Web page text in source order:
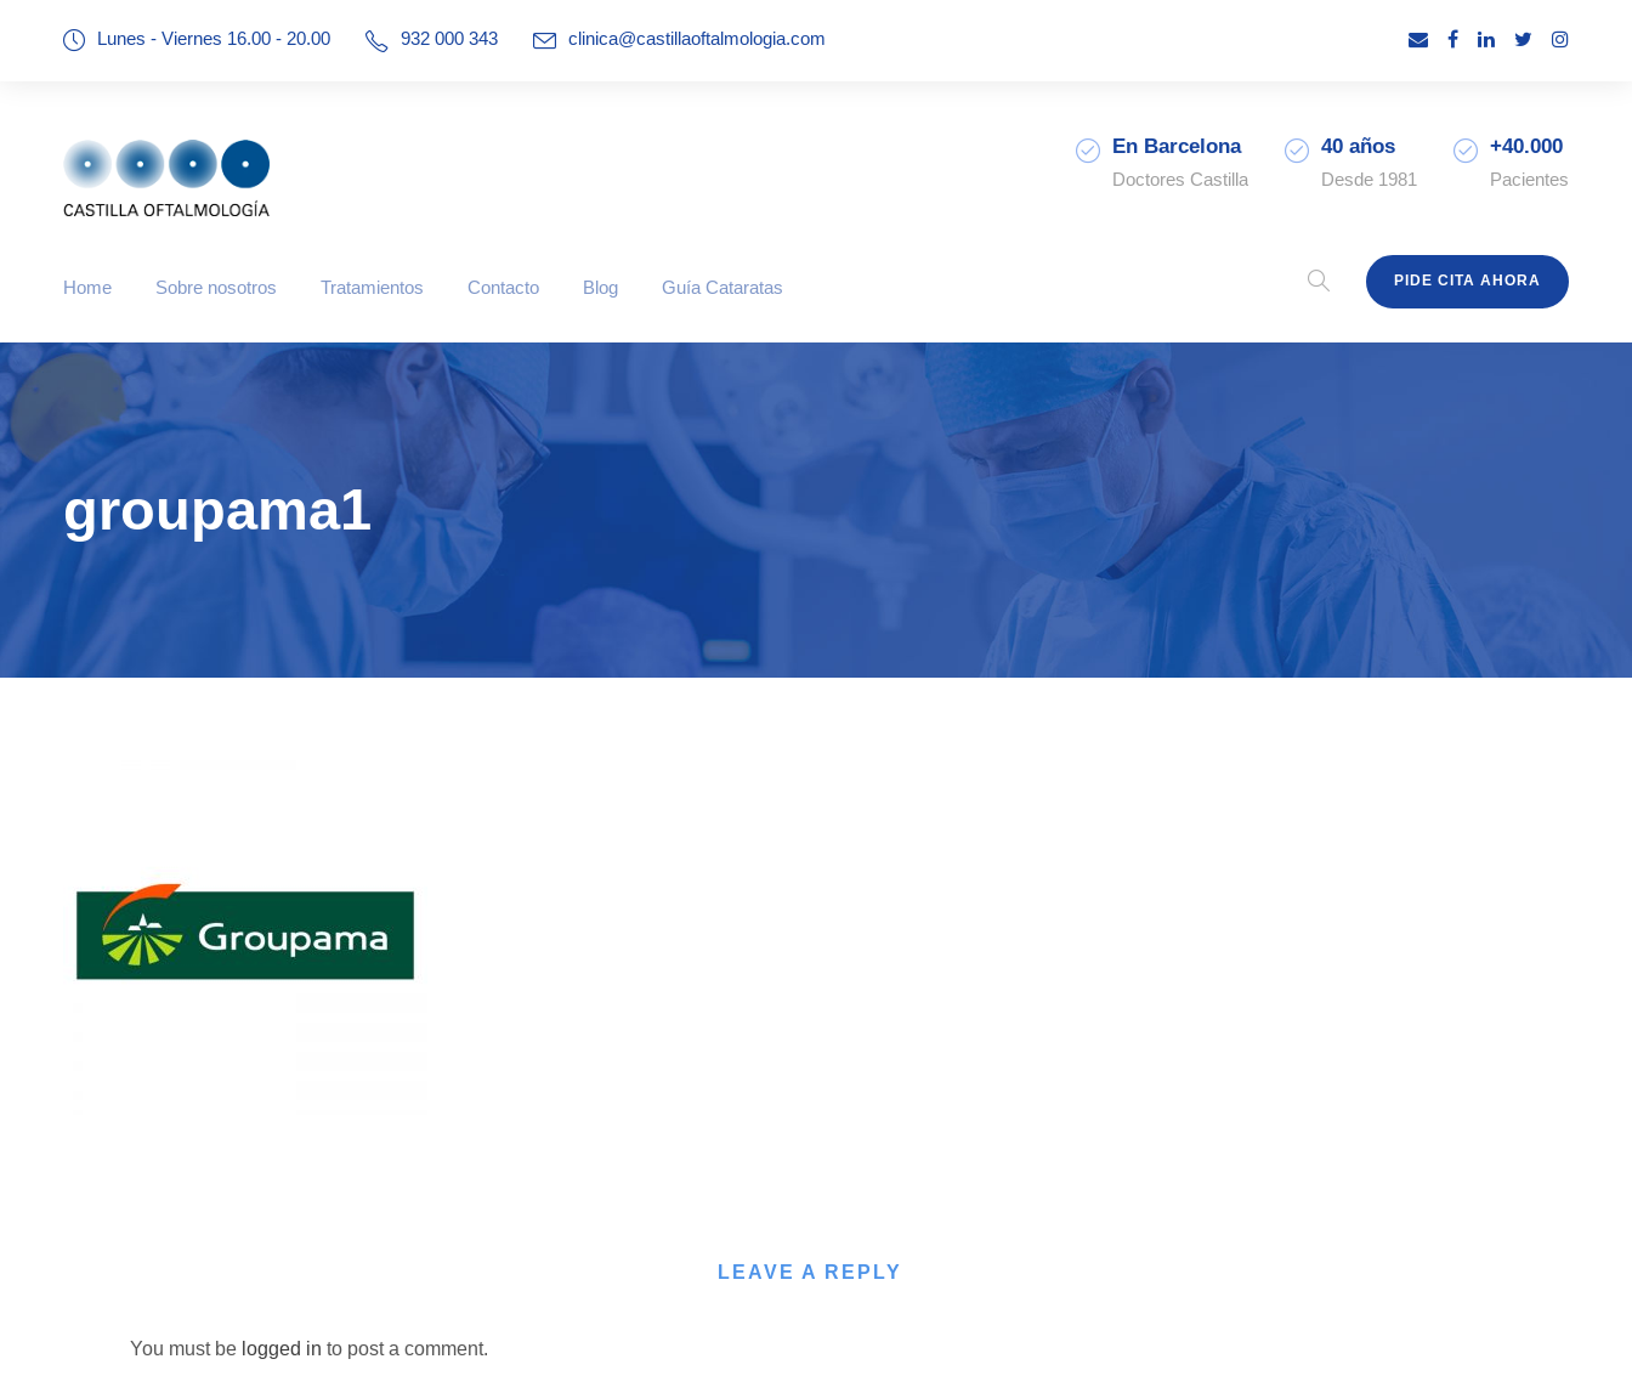
Lunes - Viernes 16.00 - 20.00 932 000 343 clinica@castillaoftalmologia.com
En Barcelona
Doctores Castilla
40 años
Desde 1981
+40.000
Pacientes
Home Sobre nosotros Tratamientos Contacto Blog Guía Cataratas PIDE CITA AHORA
groupama1
LEAVE A REPLY
You must be logged in to post a comment.